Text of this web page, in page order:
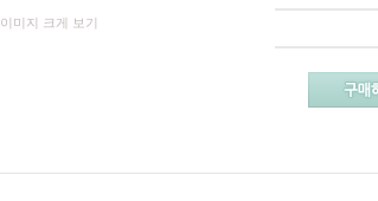
이미지 크게 보기